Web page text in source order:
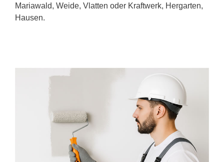
Mariawald, Weide, Vlatten oder Kraftwerk, Hergarten,
Hausen.